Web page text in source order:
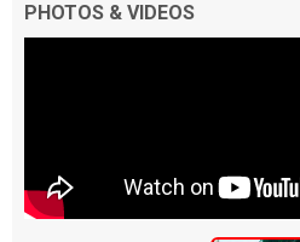
PHOTOS & VIDEOS